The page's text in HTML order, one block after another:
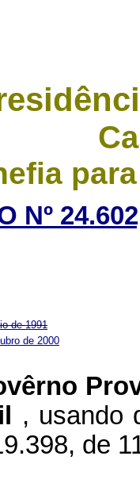
Nº
de 1991
de 2000
, usando
de